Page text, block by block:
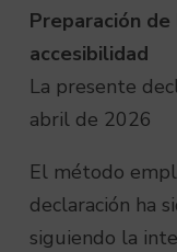
Preparación
accesibilidad
La presente
abril de 2026
El método
declaración ha
siguiendo la